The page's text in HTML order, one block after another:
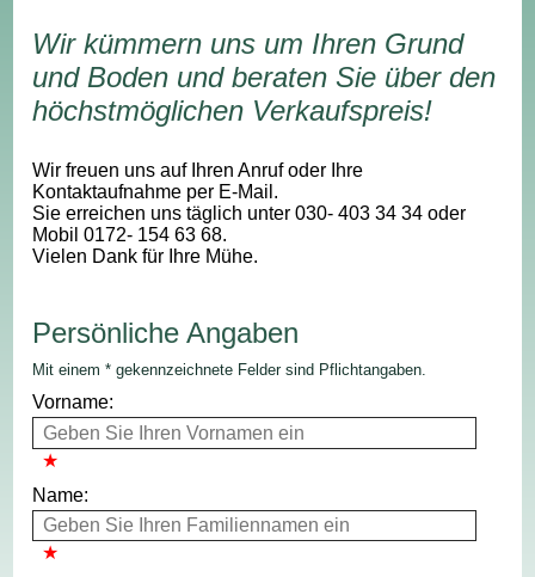
Wir kümmern uns um Ihren Grund
und Boden und beraten Sie über den
höchstmöglichen Verkaufspreis!
Wir freuen uns auf Ihren Anruf oder Ihre
Kontaktaufnahme per E-Mail.
Sie erreichen uns täglich unter 030- 403 34 34 oder
Mobil 0172- 154 63 68.
Vielen Dank für Ihre Mühe.
Persönliche Angaben
Mit einem * gekennzeichnete Felder sind Pflichtangaben.
Vorname:
Name: